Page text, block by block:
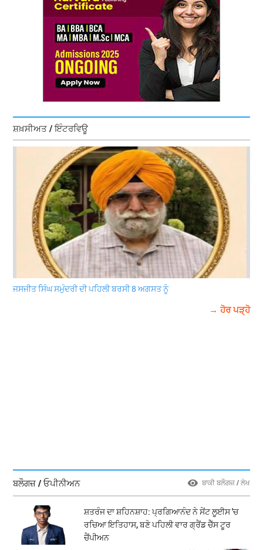
ਸ਼ਖ਼ਸੀਅਤ / ਇੰਟਰਵਿਊ
ਜਸਜੀਤ ਸਿੰਘ ਸਮੁੰਦਰੀ ਦੀ ਪਹਿਲੀ ਬਰਸੀ 8 ਅਗਸਤ ਨੂੰ
→ ਹੋਰ ਪੜ੍ਹੋ
ਬਲੌਗਜ਼ / ਓਪੀਨੀਅਨ ਬਾਕੀ ਬਲੌਗਜ਼ / ਲੇਖ
ਸ਼ਤਰੰਜ ਦਾ ਸ਼ਹਿਨਸ਼ਾਹ: ਪ੍ਰਗਿਆਨੰਦ ਨੇ ਸੇਂਟ ਲੂਈਸ 'ਚ
ਰਚਿਆ ਇਤਿਹਾਸ, ਬਣੇ ਪਹਿਲੀ ਵਾਰ ਗ੍ਰੈਂਡ ਚੈੱਸ ਟੂਰ
ਚੈਂਪੀਅਨ